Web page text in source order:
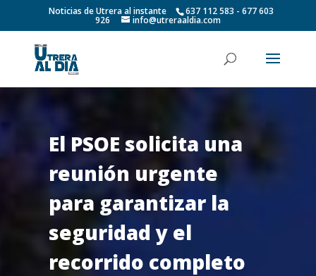
Noticias de Utrera al instante 637 112 583 - 677 603
926 info@utreraaldia.com
El PSOE solicita una
reunión urgente
para garantizar la
seguridad y el
recorrido completo